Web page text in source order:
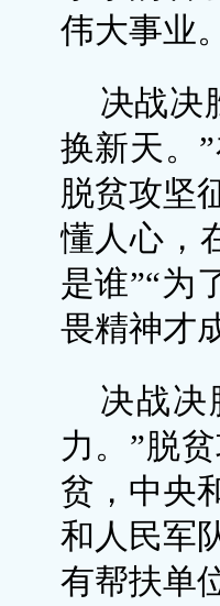
伟大事业。
决战决
换新天。
脱贫攻坚
懂人心，
是谁”“为
畏精神才
决战决
力。”脱
贫，中央
和人民军
有帮扶单